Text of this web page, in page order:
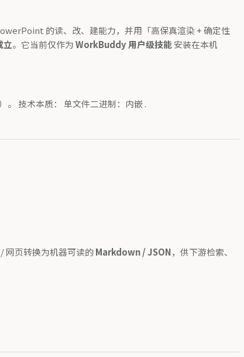
的读、改、建能力，并用「高保真渲染 + 确定性
立。它当前仅作为WorkBuddy 用户级技能安装在本机
技术本质： 单文件二进制：内嵌 .
网页转换为机器可读的Markdown / JSON，供下游检索、